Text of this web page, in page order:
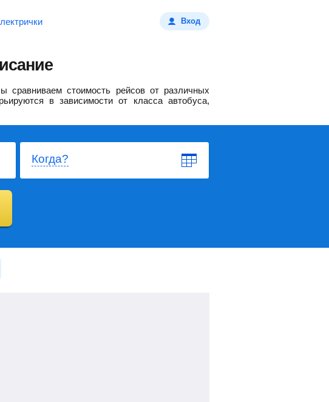
Вход
сравниваем стоимость рейсов от различных
в зависимости от класса автобуса,
Когда?